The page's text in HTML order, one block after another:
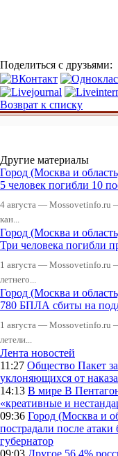
Поделиться с друзьями:
Возврат к списку
Другие материалы
Город (Москва и
5 человек погибли 10
4 августа — Mossovetinfo.ru
кан...
Город (Москва и
Три человека
1 августа — Mossovetinfo.ru
летнего...
Город (Москва и
780 БПЛА сбиты на
1 августа — Mossovetinfo.ru
летели...
Лента новостей
11:27 Общество Пакет
уклоняющихся от
14:13 В мире В
«креативные и
09:36 Город (Москва и
пострадали после
губернатор